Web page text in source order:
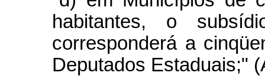
habitantes, o
corresponderá a
Deputados Estaduais;"